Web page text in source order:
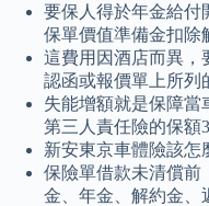
要保人得於年金給付
保單價值準備金扣除
這費用因酒店而異，
認函或報價單上所列
失能增額就是保障當
第三人責任險的保額
新安東京車體險該怎
保險單借款未清償前
金、年金、解約金、